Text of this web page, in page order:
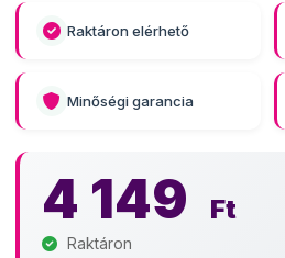
Raktáron elérhető
Minőségi garancia
4 149 Ft
Raktáron